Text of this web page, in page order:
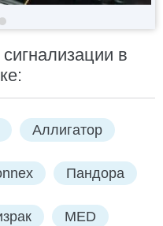
в
Аллигатор
Пандора
MED